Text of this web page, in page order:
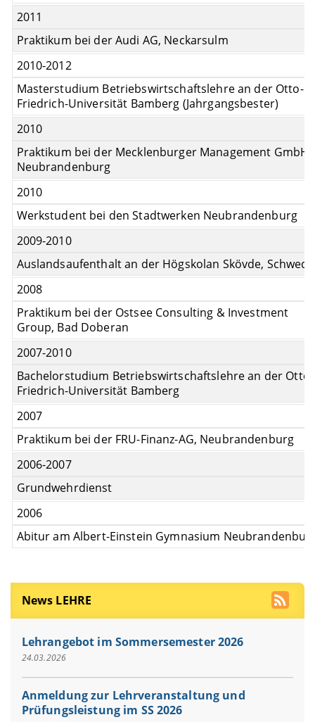
2011
Praktikum bei der Audi AG, Neckarsulm
2010-2012
Masterstudium Betriebswirtschaftslehre an der Otto-
Friedrich-Universität Bamberg (Jahrgangsbester)
2010
Praktikum bei der Mecklenburger Management GmbH,
Neubrandenburg
2010
Werkstudent bei den Stadtwerken Neubrandenburg
2009-2010
Auslandsaufenthalt an der Högskolan Skövde,
2008
Praktikum bei der Ostsee Consulting & Investment
Group, Bad Doberan
2007-2010
Bachelorstudium Betriebswirtschaftslehre an der Otto-
Friedrich-Universität Bamberg
2007
Praktikum bei der FRU-Finanz-AG, Neubrandenburg
2006-2007
Grundwehrdienst
2006
Abitur am Albert-Einstein Gymnasium
News LEHRE
Lehrangebot im Sommersemester 2026
24.03.2026
Anmeldung zur Lehrveranstaltung und
Prüfungsleistung im SS 2026